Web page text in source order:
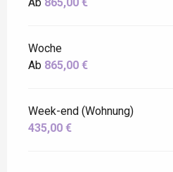
Woche
Ab 865,00 €
Week-end (Wohnung)
435,00 €